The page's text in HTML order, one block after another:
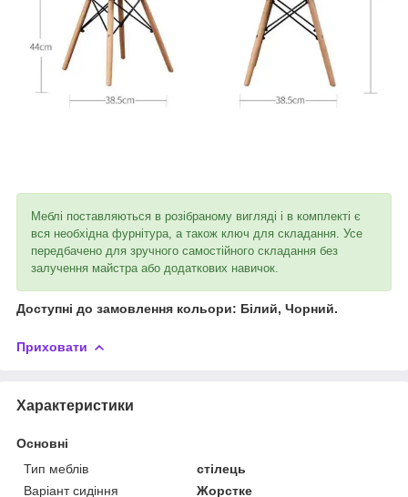
Меблі поставляються в розібраному вигляді і в комплекті є
вся необхідна фурнітура, а також ключ для складання. Усе
передбачено для зручного самостійного складання без
залучення майстра або додаткових навичок.
Доступні до замовлення кольори: Білий, Чорний.
Приховати
Характеристики
Основні
Тип меблів
стілець
Варіант сидіння
Жорстке